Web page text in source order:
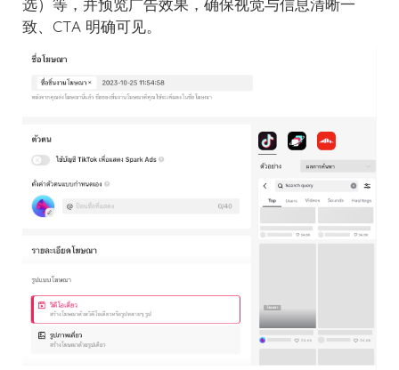
选）等，并预览广告效果，确保视觉与信息清晰一
致、CTA 明确可见。